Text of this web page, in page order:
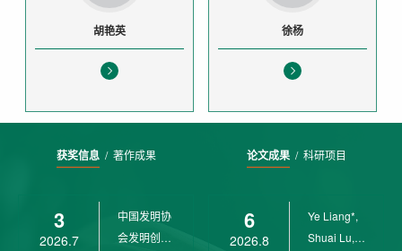
胡艳英 徐杨
获奖信息/ 著作成果
3
2026.7
中国发明协
会发明创业
论文成果/ 科研项目
6
2026.8
Ye Liang*,
Shuai Lu,